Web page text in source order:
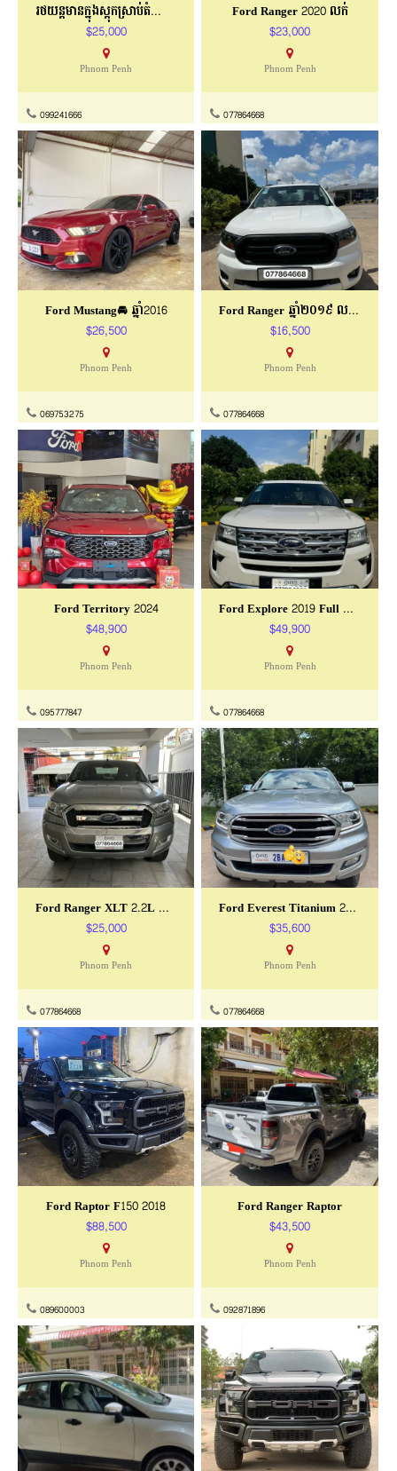
រថយន្ដមានក្នុងស្តុកស្រាប់តំលៃពិសេស
$25,000
Phnom Penh
099241666
Ford Ranger 2020 លក់
$23,000
Phnom Penh
077864668
Ford Mustang🚘 ឆ្នាំ2016
$26,500
Phnom Penh
069753275
Ford Ranger ឆ្នាំ២០១៩ លក់បន្ទាន់
$16,500
Phnom Penh
077864668
Ford Territory 2024
$48,900
Phnom Penh
095777847
Ford Explore 2019 Full Option
$49,900
Phnom Penh
077864668
Ford Ranger XLT 2.2L ឆ្នាំ2017
$25,000
Phnom Penh
077864668
Ford Everest Titanium 2018
$35,600
Phnom Penh
077864668
Ford Raptor F150 2018
$88,500
Phnom Penh
089600003
Ford Ranger Raptor
$43,500
Phnom Penh
092871896